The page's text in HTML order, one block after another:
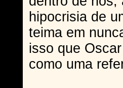
hipocrisia de
teima em
isso que
como uma